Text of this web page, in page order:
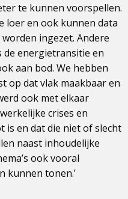
te kunnen voorspellen.
loer en ook kunnen data
ingezet. Andere
energietransitie en
aan bod. We hebben
op dat vlak maakbaar en
ook met elkaar
crises en
is en dat die niet of slecht
naast inhoudelijke
ook vooral
kunnen tonen.’